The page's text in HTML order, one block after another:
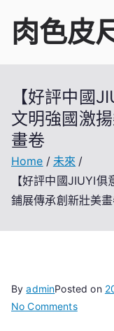
content
肉色皮
【好評中國
文明強國激
畫卷
Home
未來
【好評中國JIUYI
鋪展傳承創新壯美
ByadminPosted on
No Commentson